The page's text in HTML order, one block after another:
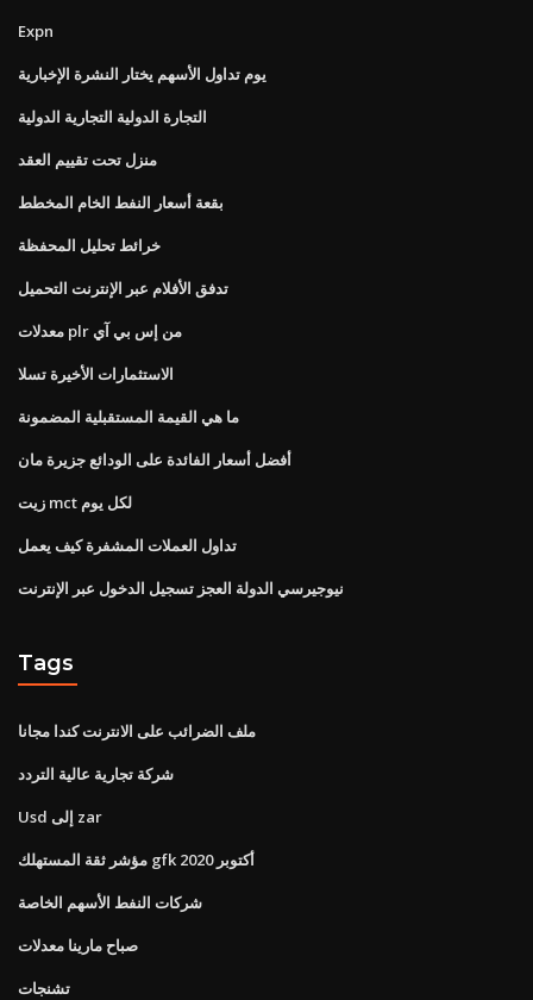
Expn
يوم تداول الأسهم يختار النشرة الإخبارية
التجارة الدولية التجارية الدولية
منزل تحت تقييم العقد
بقعة أسعار النفط الخام المخطط
خرائط تحليل المحفظة
تدفق الأفلام عبر الإنترنت التحميل
معدلات plr من إس بي آي
الاستثمارات الأخيرة تسلا
ما هي القيمة المستقبلية المضمونة
أفضل أسعار الفائدة على الودائع جزيرة مان
زيت mct لكل يوم
تداول العملات المشفرة كيف يعمل
نيوجيرسي الدولة العجز تسجيل الدخول عبر الإنترنت
Tags
ملف الضرائب على الانترنت كندا مجانا
شركة تجارية عالية التردد
Usd إلى zar
مؤشر ثقة المستهلك gfk أكتوبر 2020
شركات النفط الأسهم الخاصة
صباح مارينا معدلات
تشنجات